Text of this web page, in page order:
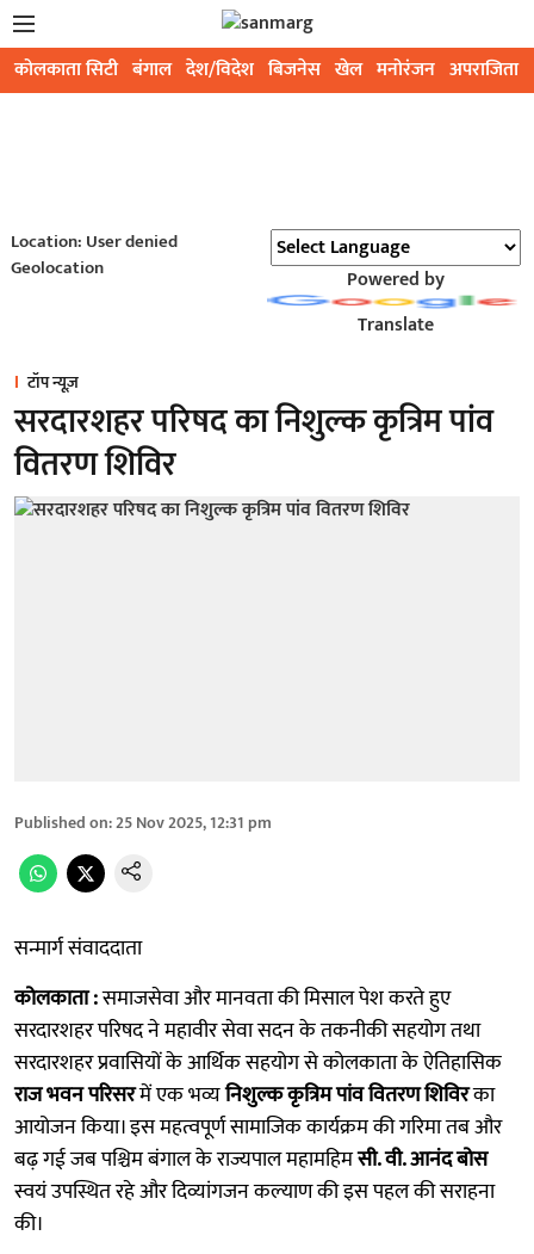
कोलकाता सिटी बंगाल देश/विदेश बिजनेस खेल मनोरंजन अपराजिता
Location: User denied
Geolocation
Powered by
Translate
टॉप न्यूज़
सरदारशहर परिषद का निशुल्क कृत्रिम पांव
वितरण शिविर
Published on:25 Nov 2025, 12:31 pm
सन्मार्ग संवाददाता
कोलकाता :समाजसेवा और मानवता की मिसाल पेश करते हुए
सरदारशहर परिषद ने महावीर सेवा सदन के तकनीकी सहयोग तथा
सरदारशहर प्रवासियों के आर्थिक सहयोग से कोलकाता के ऐतिहासिक
राज भवन परिसरमें एक भव्यनिशुल्क कृत्रिम पांव वितरण शिविरका
आयोजन किया। इस महत्वपूर्ण सामाजिक कार्यक्रम की गरिमा तब और
बढ़ गई जब पश्चिम बंगाल के राज्यपाल महामहिमसी. वी. आनंद बोस
स्वयं उपस्थित रहे और दिव्यांगजन कल्याण की इस पहल की सराहना
की।